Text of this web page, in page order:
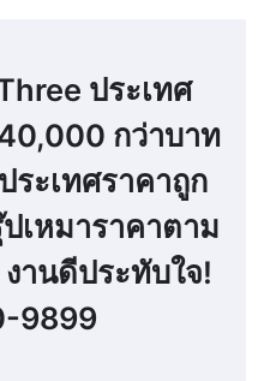
ประเทศ
กว่าบาท
ระเทศราคาถูก
เหมาราคาตาม
านดีประทับใจ!
9899